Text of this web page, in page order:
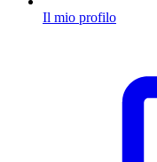
Il mio profilo